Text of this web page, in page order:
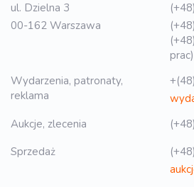
ul. Dzielna 3
00-162 Warszawa
prac)
Wydarzenia, patronaty,
reklama
Aukcje, zlecenia
Sprzedaż